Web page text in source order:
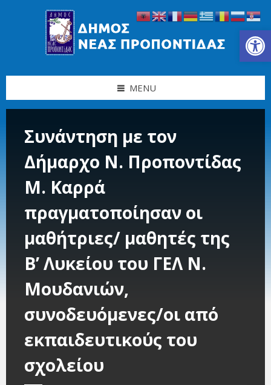
Ανοίξτε τη γραμμή εργαλείων
MENU
Συνάντηση με τον
Δήμαρχο Ν. Προποντίδας
Μ. Καρρά
πραγματοποίησαν οι
μαθήτριες/ μαθητές της
Β’ Λυκείου του ΓΕΛ Ν.
Μουδανιών,
συνοδευόμενες/οι από
εκπαιδευτικούς του
σχολείου